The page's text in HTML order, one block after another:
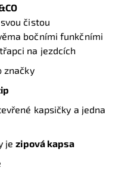
čistou
bočními funkčními
na jezdcích
značky
kapsičky a jedna
jezipová kapsa